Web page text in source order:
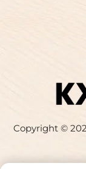
Copyright ©